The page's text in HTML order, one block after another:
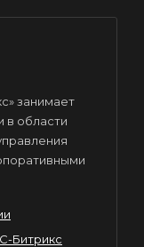
занимает
в области
Битрикс